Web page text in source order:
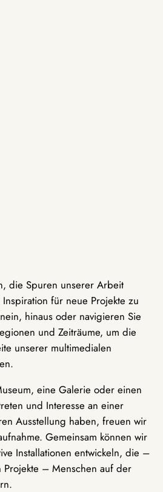
die Spuren unserer Arbeit
für neue Projekte zu
hinaus oder navigieren Sie
und Zeiträume, um die
unserer multimedialen
eine Galerie oder einen
und Interesse an einer
Ausstellung haben, freuen wir
Gemeinsam können wir
Installationen entwickeln, die –
– Menschen auf der